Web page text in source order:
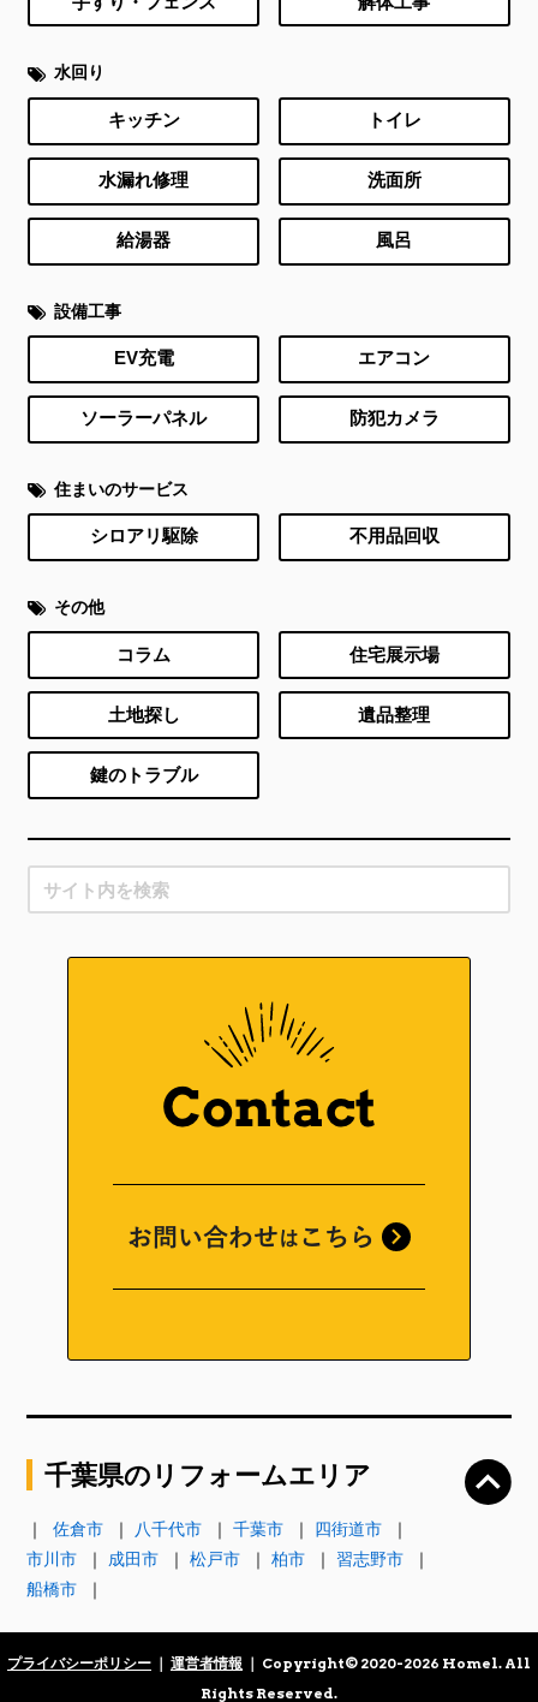
水回り
キッチン トイレ
水漏れ修理 洗面所
給湯器 風呂
設備工事
EV充電 エアコン
ソーラーパネル 防犯カメラ
住まいのサービス
シロアリ駆除 不用品回収
その他
コラム 住宅展示場
土地探し 遺品整理
鍵のトラブル
千葉県のリフォームエリア
佐倉市 八千代市 千葉市
四街道市
市川市
成田市 松戸市 柏市
習志野市
船橋市
プライバシーポリシー 運営者情報 ｜ Copyright© 2020-2026 Homel. All
Rights Reserved.